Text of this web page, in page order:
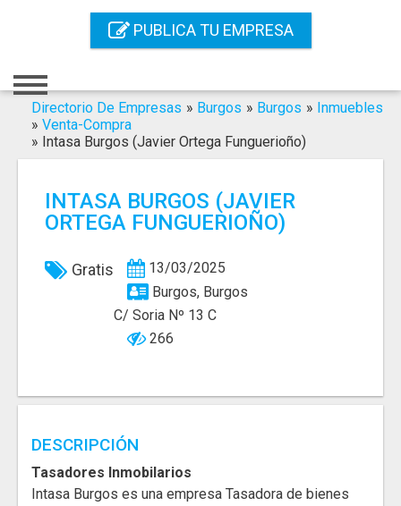
PUBLICA TU EMPRESA
Registro
Contacto
Servicios SEO
Publica Tu Empresa
Directorio De Empresas » Burgos » Burgos » Inmuebles
» Venta-Compra
» Intasa Burgos (Javier Ortega Funguerioño)
INTASA BURGOS (JAVIER
ORTEGA FUNGUERIOÑO)
Gratis
13/03/2025
Burgos, Burgos
C/ Soria Nº 13 C
266
DESCRIPCIÓN
Tasadores Inmobilarios
Intasa Burgos es una empresa Tasadora de bienes